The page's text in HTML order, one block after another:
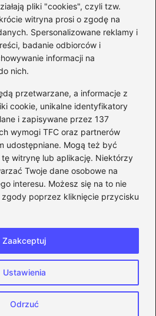
pliki "cookies", czyli tzw.
witryna prosi o zgodę na
Spersonalizowane reklamy i
badanie odbiorców i
informacji na
nich.
przetwarzane, a informacje z
cookie, unikalne identyfikatory
i zapisywane przez 137
wymogi TFC oraz partnerów
udostępniane. Mogą też być
witrynę lub aplikację. Niektórzy
Twoje dane osobowe na
interesu. Możesz się na to nie
poprzez kliknięcie przycisku
Ustawienia
Odrzuć
Zaakceptuj
bez stresu zmienić
email na Steam –
przewodnik krok po
© 2026 eFIFA.pl
Zasady użytkowania